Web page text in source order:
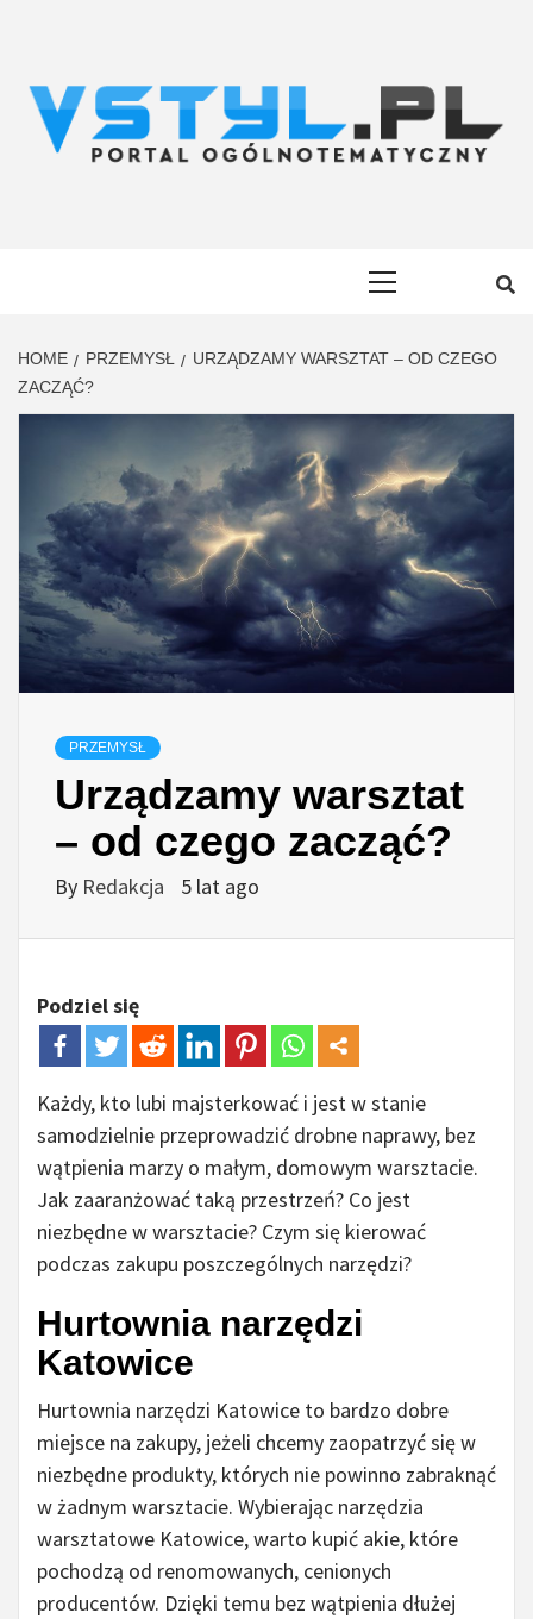
HOME PRZEMYSŁ
URZĄDZAMY WARSZTAT – OD CZEGO
ZACZĄĆ?
PRZEMYSŁ
Urządzamy warsztat
– od czego zacząć?
By Redakcja 5 lat ago
Podziel się
Każdy, kto lubi majsterkować i jest w stanie
samodzielnie przeprowadzić drobne naprawy, bez
wątpienia marzy o małym, domowym warsztacie.
Jak zaaranżować taką przestrzeń? Co jest
niezbędne w warsztacie? Czym się kierować
podczas zakupu poszczególnych narzędzi?
Hurtownia narzędzi
Katowice
Hurtownia narzędzi Katowice to bardzo dobre
miejsce na zakupy, jeżeli chcemy zaopatrzyć się w
niezbędne produkty, których nie powinno zabraknąć
w żadnym warsztacie. Wybierając narzędzia
warsztatowe Katowice, warto kupić akie, które
pochodzą od renomowanych, cenionych
producentów. Dzięki temu bez wątpienia dłużej